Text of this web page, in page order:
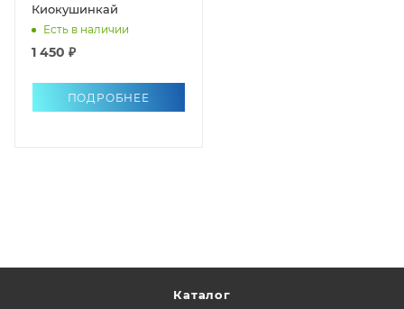
Киокушинкай
Есть в наличии
1 450 ₽
ПОДРОБНЕЕ
Каталог